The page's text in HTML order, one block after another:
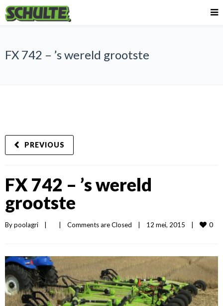
FX 742 – ’s wereld grootste
PREVIOUS
FX 742 – ’s wereld
grootste
By poolagri Comments are Closed 12 mei, 2015 0